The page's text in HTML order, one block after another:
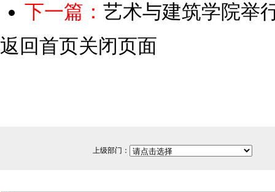
下一篇： 艺术与建筑学院举
返回首页关闭页面
上级部门：